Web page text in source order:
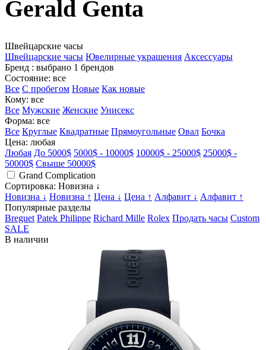
Gerald Genta
Швейцарские часы
Швейцарские часы Ювелирные украшения Аксессуары
Бренд : выбрано 1 брендов
Состояние: все
Все С пробегом Новые Как новые
Кому: все
Все Мужские Женские Унисекс
Форма: все
Все Круглые Квадратные Прямоугольные Овал Бочка
Цена: любая
Любая До 5000$ 5000$ - 10000$ 10000$ - 25000$ 25000$ -
50000$ Свыше 50000$
Grand Complication
Сортировка: Новизна ↓
Новизна ↓ Новизна ↑ Цена ↓ Цена ↑ Алфавит ↓ Алфавит ↑
Популярные разделы
Breguet Patek Philippe Richard Mille Rolex Продать часы Custom
SALE
В наличии